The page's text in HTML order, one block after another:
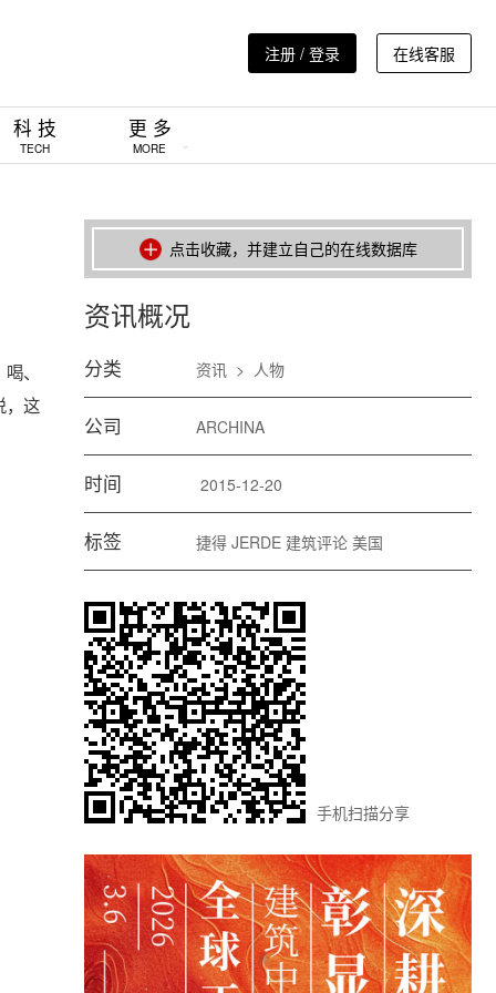
注册 / 登录 在线客服
科 技
TECH
更 多
MORE
、
，这
点击收藏，并建立自己的在线数据库
资讯概况
分类 资讯> 人物
公司 ARCHINA
时间 2015-12-20
标签 捷得 JERDE 建筑评论 美国
手机扫描分享